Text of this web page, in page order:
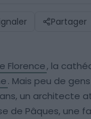
Partager
Florence, la
. Mais peu de
un architecte
de Pâques, une